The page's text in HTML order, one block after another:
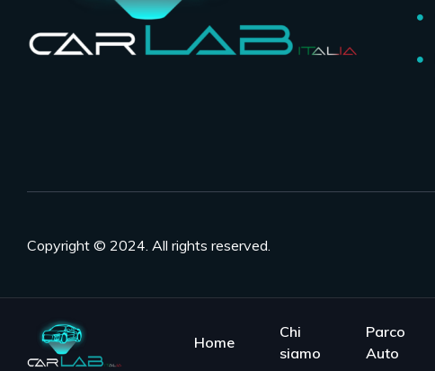
Copyright © 2024. All rights reserved.
Home
Chi
siamo
Parco
Auto